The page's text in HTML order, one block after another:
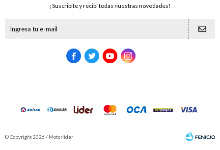
¡Suscribite y recibí todas nuestras novedades!
   
© Copyright 2026 / Motorlider